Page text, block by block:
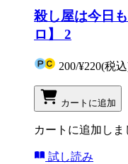
殺し屋は今日
ロ】 2
200/¥220(税
カートに追加
カートに追加しま
試し読み